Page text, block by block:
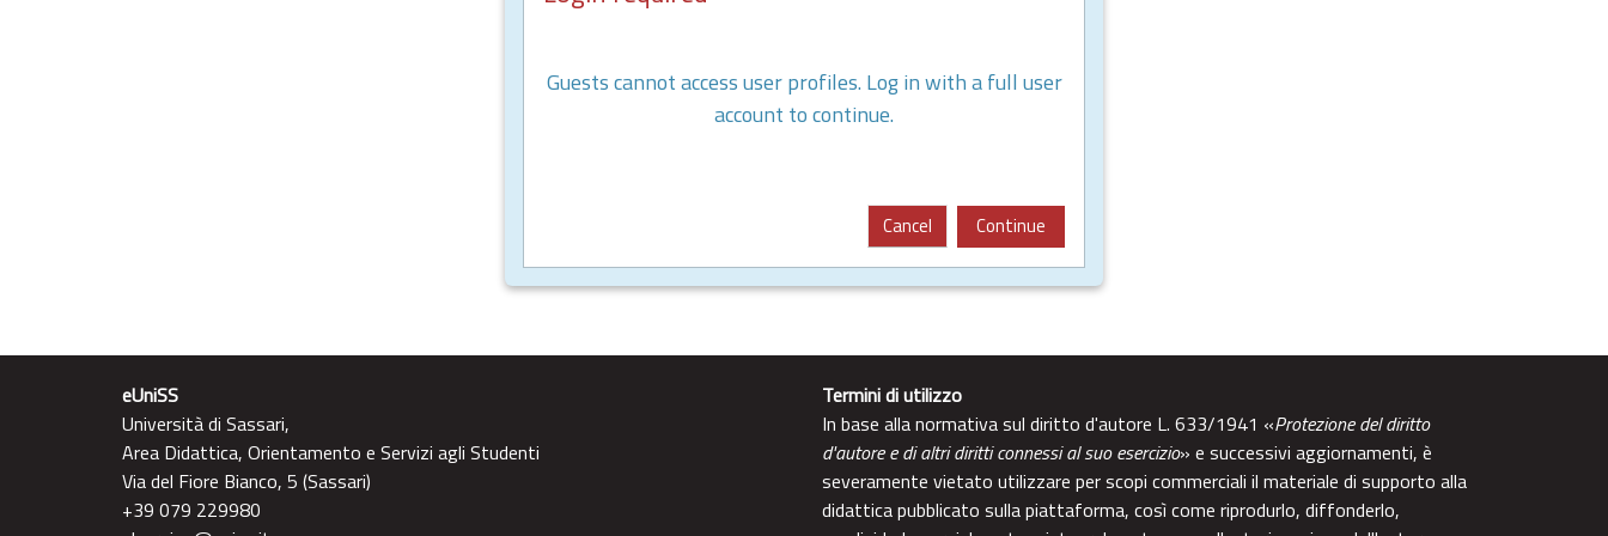
Guests cannot access user profiles. Log in with a full user
account to continue.
Cancel Continue
eUniSS
Università di Sassari,
Area Didattica, Orientamento e Servizi agli Studenti
Via del Fiore Bianco, 5 (Sassari)
+39 079 229980
Termini di utilizzo
In base alla normativa sul diritto d'autore L. 633/1941 «Protezione del diritto
d'autore e di altri diritti connessi al suo esercizio» e successivi aggiornamenti, è
severamente vietato utilizzare per scopi commerciali il materiale di supporto alla
didattica pubblicato sulla piattaforma, così come riprodurlo, diffonderlo,